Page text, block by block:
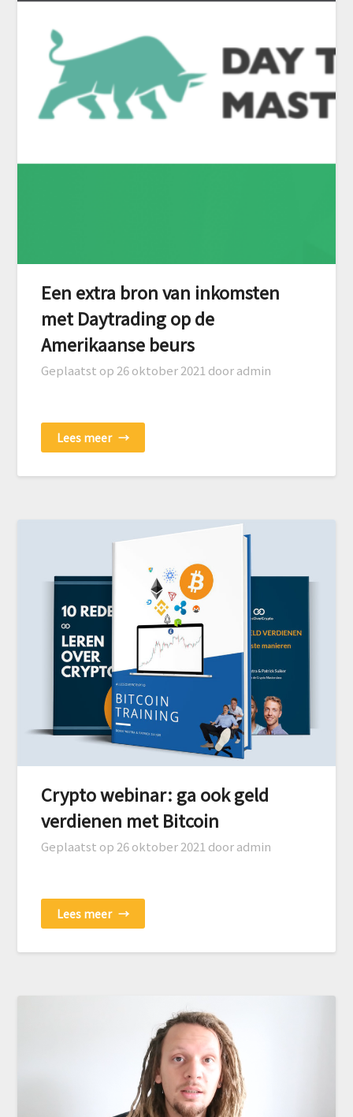
Een extra bron van inkomsten
met Daytrading op de
Amerikaanse beurs
Geplaatst op 26 oktober 2021 door admin
Lees meer →
Crypto webinar: ga ook geld
verdienen met Bitcoin
Geplaatst op 26 oktober 2021 door admin
Lees meer →